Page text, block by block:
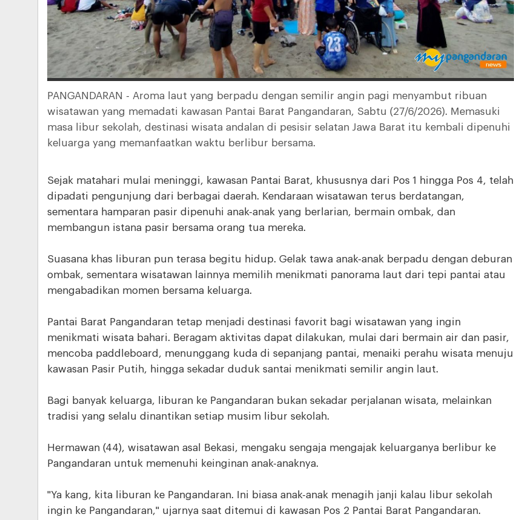
PANGANDARAN - Aroma laut yang berpadu dengan semilir angin pagi menyambut ribuan
wisatawan yang memadati kawasan Pantai Barat Pangandaran, Sabtu (27/6/2026). Memasuki
masa libur sekolah, destinasi wisata andalan di pesisir selatan Jawa Barat itu kembali dipenuhi
keluarga yang memanfaatkan waktu berlibur bersama.
Sejak matahari mulai meninggi, kawasan Pantai Barat, khususnya dari Pos 1 hingga Pos 4, telah
dipadati pengunjung dari berbagai daerah. Kendaraan wisatawan terus berdatangan,
sementara hamparan pasir dipenuhi anak-anak yang berlarian, bermain ombak, dan
membangun istana pasir bersama orang tua mereka.
Suasana khas liburan pun terasa begitu hidup. Gelak tawa anak-anak berpadu dengan deburan
ombak, sementara wisatawan lainnya memilih menikmati panorama laut dari tepi pantai atau
mengabadikan momen bersama keluarga.
Pantai Barat Pangandaran tetap menjadi destinasi favorit bagi wisatawan yang ingin
menikmati wisata bahari. Beragam aktivitas dapat dilakukan, mulai dari bermain air dan pasir,
mencoba paddleboard, menunggang kuda di sepanjang pantai, menaiki perahu wisata menuju
kawasan Pasir Putih, hingga sekadar duduk santai menikmati semilir angin laut.
Bagi banyak keluarga, liburan ke Pangandaran bukan sekadar perjalanan wisata, melainkan
tradisi yang selalu dinantikan setiap musim libur sekolah.
Hermawan (44), wisatawan asal Bekasi, mengaku sengaja mengajak keluarganya berlibur ke
Pangandaran untuk memenuhi keinginan anak-anaknya.
"Ya kang, kita liburan ke Pangandaran. Ini biasa anak-anak menagih janji kalau libur sekolah
ingin ke Pangandaran," ujarnya saat ditemui di kawasan Pos 2 Pantai Barat Pangandaran.